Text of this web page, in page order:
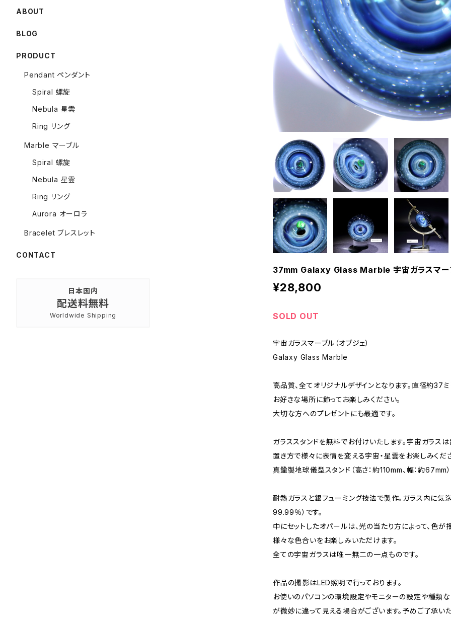
37mm Galaxy Glass Marble 宇宙ガラスマー
¥28,800
SOLD OUT
宇宙ガラスマーブル（オブジェ）
Galaxy Glass Marble
高品質、全てオリジナルデザインとなります。直径約37ミ
お好きな場所に飾ってお楽しみください。
大切な方へのプレゼントにも最適です。
ガラススタンドを無料でお付けいたします。宇宙ガラス
置き方で様々に表情を変える宇宙・星雲をお楽しみくだ
真鍮製地球儀型スタンド（高さ：約110mm、幅：約
耐熱ガラスと銀フューミング技法で製作。ガラス内に気
99.99％）です。
中にセットしたオパールは、光の当たり方によって、色
様々な色合いをお楽しみいただけます。
全ての宇宙ガラスは唯一無二の一点ものです。
作品の撮影はLED照明で行っております。
お使いのパソコンの環境設定やモニターの設定や種類
が微妙に違って見える場合がございます。予めご了承い
ABOUT
BLOG
PRODUCT
Pendant ペンダント
Spiral 螺旋
Nebula 星雲
Ring リング
Marble マーブル
Spiral 螺旋
Nebula 星雲
Ring リング
Aurora オーロラ
Bracelet ブレスレット
CONTACT
日本国内
配送料無料
Worldwide Shipping